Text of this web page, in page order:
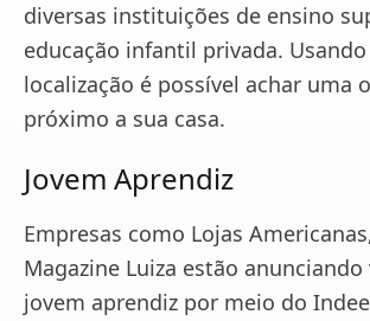
diversas instituições de ensino
educação infantil privada.
localização é possível achar uma
próximo a sua casa.
Jovem Aprendiz
Empresas como Lojas
Magazine Luiza estão anunciando
jovem aprendiz por meio do